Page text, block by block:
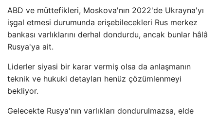
ABD ve müttefikleri, Moskova'nın 2022'de Ukrayna'yı
işgal etmesi durumunda erişebilecekleri Rus merkez
bankası varlıklarını derhal dondurdu, ancak bunlar hâlâ
Rusya'ya ait.
Liderler siyasi bir karar vermiş olsa da anlaşmanın
teknik ve hukuki detayları henüz çözümlenmeyi
bekliyor.
Gelecekte Rusya'nın varlıkları dondurulmazsa, elde